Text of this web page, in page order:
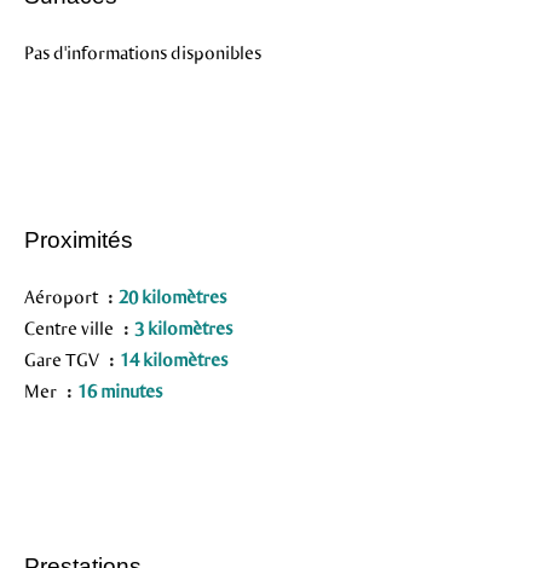
Pas d'informations disponibles
Proximités
Aéroport
20 kilomètres
Centre ville
3 kilomètres
Gare TGV
14 kilomètres
Mer
16 minutes